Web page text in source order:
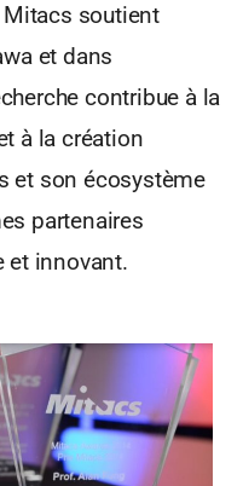
Mitacs soutient
et dans
contribue à la
à la création
et son écosystème
partenaires
et innovant.